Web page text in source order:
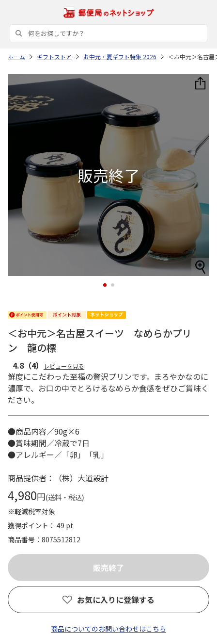
ホーム ギフトストア お中元・夏ギフト特集 2026 ＜お中元＞名古
1 2
＜お中元＞名古屋スイーツ なめらかプリ
ン 龍の標
4.8（4） レビューを見る
鮮度にこだわった至福の贅沢プリンです。まろやかなのに
濃厚で、お口の中でとろけるなめらか食感をぜひご賞味く
ださい。
●商品内容／90g×6
●賞味期間／冷蔵で7日
●アレルギー／「卵」「乳」
商品提供者：（株）大道設計
4,980円(送料・税込)
※軽減税率対象
獲得ポイント： 49 pt
商品番号
8075512812
お気に入りに登録する
商品についてのお問い合わせはこちら